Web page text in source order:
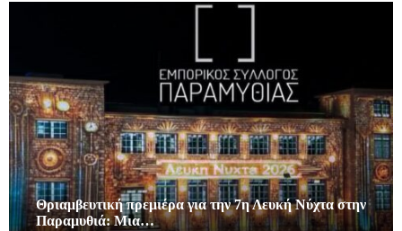
Θριαμβευτική πρεμιέρα για την 7η Λευκή Νύχτα στην
Παραμυθιά: Μια…